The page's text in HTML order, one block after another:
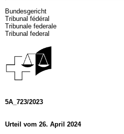
Bundesgericht
Tribunal fédéral
Tribunale federale
Tribunal federal
5A_723/2023
Urteil vom 26. April 2024